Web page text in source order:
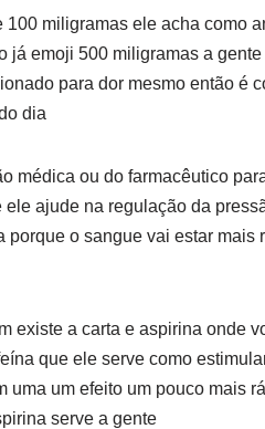
miligramas ele acha como
já emoji 500 miligramas a
para dor mesmo então é
dia
médica ou do farmacêutico
ajude na regulação da
o sangue vai estar
existe a carta e aspirina onde
que ele serve como
uma um efeito um pouco mais
serve a gente